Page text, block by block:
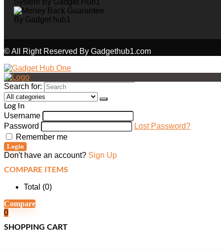
© All Right Reserved By Gadgethub1.com
Search for:
Log In
Username
Password
Lost Password?
Remember me
Login
Don't have an account? Sign Up
COMPARE ITEMS
Total (0)
Compare
0
SHOPPING CART